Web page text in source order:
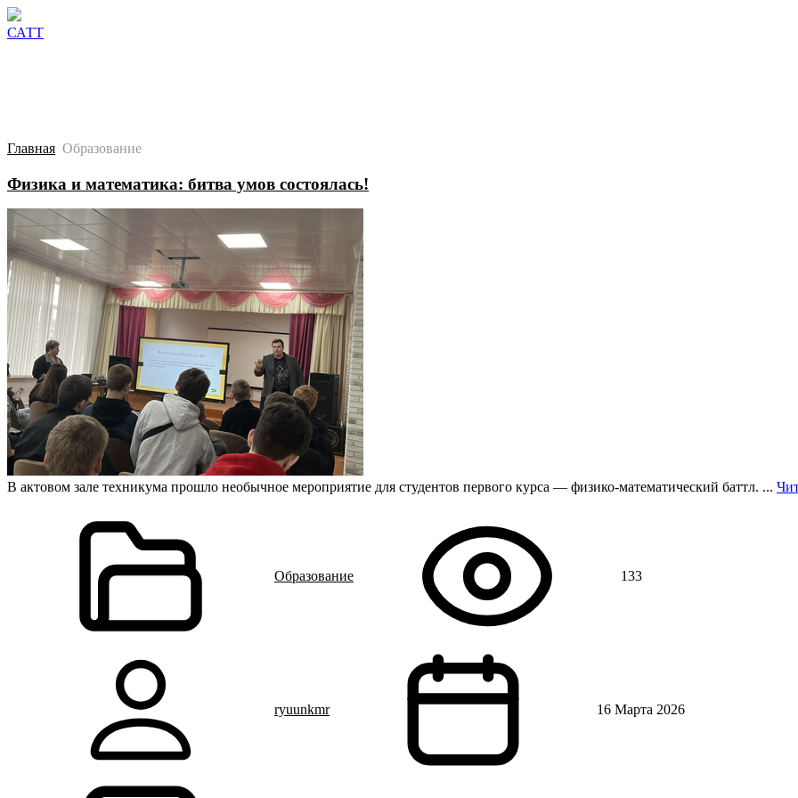
САТТ
Главная Образование
Физика и математика: битва умов состоялась!
В актовом зале техникума прошло необычное мероприятие для студентов первого курса — физико-математический баттл. ...
Образование 133
ryuunkmr 16 Марта 2026